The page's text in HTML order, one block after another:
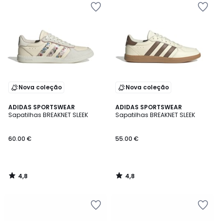
Nova coleção
ADIDAS SPORTSWEAR
Sapatilhas BREAKNET SLEEK
60.00 €
4,8
/ 5
4,8
/
Nova coleção
ADIDAS SPORTSWEAR
Sapatilhas BREAKNET SLEEK
55.00 €
4,8
/ 5
4,8
/